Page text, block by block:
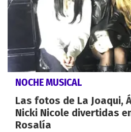
NOCHE MUSICAL
Las fotos de La Joaqui,
Nicki Nicole divertidas
Rosalía